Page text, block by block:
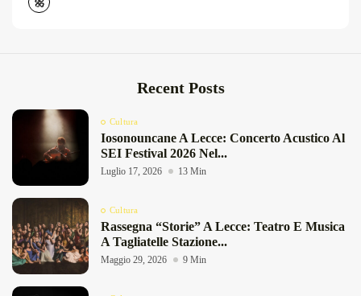
Recent Posts
Cultura
Iosonouncane A Lecce: Concerto Acustico Al
SEI Festival 2026 Nel...
Luglio 17, 2026 13 Min
Cultura
Rassegna “Storie” A Lecce: Teatro E Musica
A Tagliatelle Stazione...
Maggio 29, 2026 9 Min